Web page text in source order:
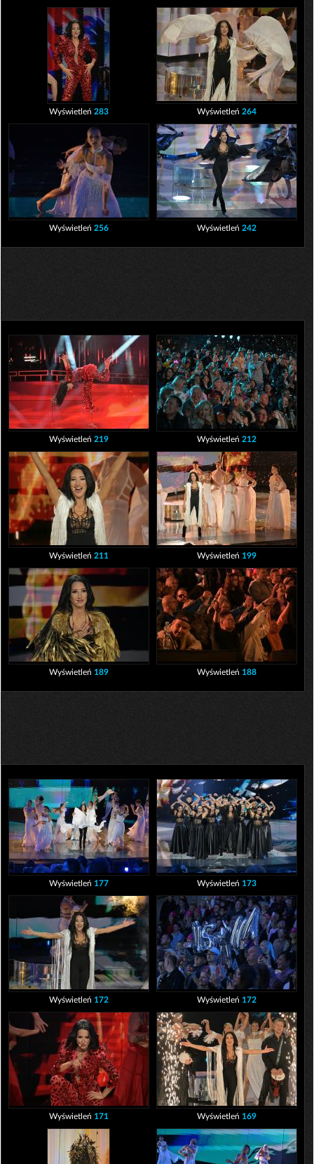
Wyświetleń 283 Wyświetleń 264
Wyświetleń 256 Wyświetleń 242
Wyświetleń 219 Wyświetleń 212
Wyświetleń 211 Wyświetleń 199
Wyświetleń 189 Wyświetleń 188
Wyświetleń 177 Wyświetleń 173
Wyświetleń 172 Wyświetleń 172
Wyświetleń 171 Wyświetleń 169